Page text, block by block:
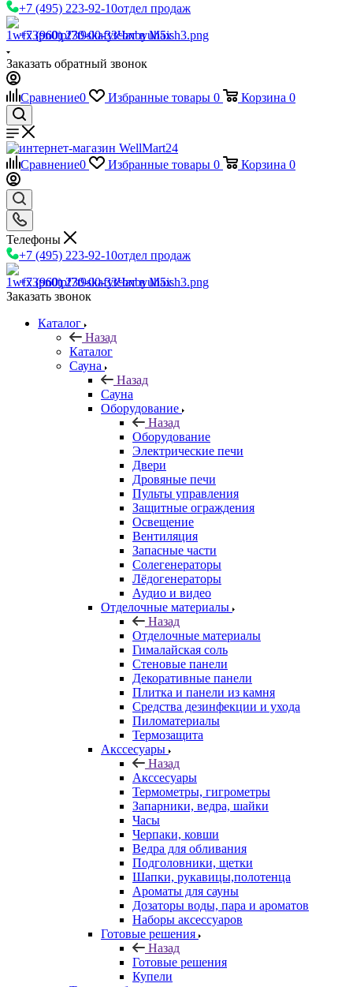
+7 (495) 223-92-10отдел продаж
+7 (960) 230-00-33Чат в Max
Заказать обратный звонок
Сравнение0 Избранные товары 0 Корзина 0
Сравнение0 Избранные товары 0 Корзина 0
Телефоны
+7 (495) 223-92-10отдел продаж
+7 (960) 230-00-33Чат в Max
Заказать звонок
Каталог
Назад
Каталог
Сауна
Назад
Сауна
Оборудование
Назад
Оборудование
Электрические печи
Двери
Дровяные печи
Пульты управления
Защитные ограждения
Освещение
Вентиляция
Запасные части
Солегенераторы
Лёдогенераторы
Аудио и видео
Отделочные материалы
Назад
Отделочные материалы
Гималайская соль
Стеновые панели
Декоративные панели
Плитка и панели из камня
Средства дезинфекции и ухода
Пиломатериалы
Термозащита
Аксcесуары
Назад
Аксcесуары
Термометры, гигрометры
Запарники, ведра, шайки
Часы
Черпаки, ковши
Ведра для обливания
Подголовники, щетки
Шапки, рукавицы,полотенца
Ароматы для сауны
Дозаторы воды, пара и ароматов
Наборы аксессуаров
Готовые решения
Назад
Готовые решения
Купели